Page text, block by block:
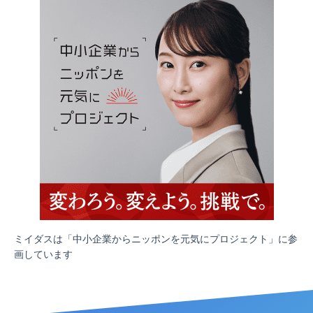
ミイダスは「中小企業からニッポンを元気にプロジェクト」に参
画しています